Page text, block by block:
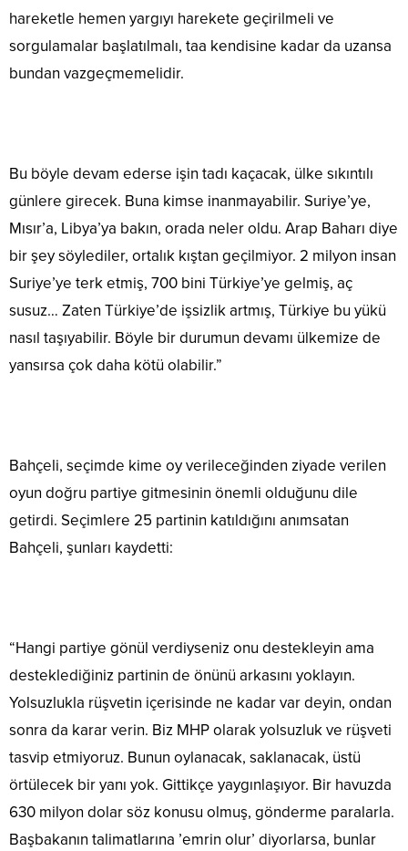
hareketle hemen yargıyı harekete geçirilmeli ve
sorgulamalar başlatılmalı, taa kendisine kadar da uzansa
bundan vazgeçmemelidir.
Bu böyle devam ederse işin tadı kaçacak, ülke sıkıntılı
günlere girecek. Buna kimse inanmayabilir. Suriye’ye,
Mısır’a, Libya’ya bakın, orada neler oldu. Arap Baharı diye
bir şey söylediler, ortalık kıştan geçilmiyor. 2 milyon insan
Suriye’ye terk etmiş, 700 bini Türkiye’ye gelmiş, aç
susuz… Zaten Türkiye’de işsizlik artmış, Türkiye bu yükü
nasıl taşıyabilir. Böyle bir durumun devamı ülkemize de
yansırsa çok daha kötü olabilir.”
Bahçeli, seçimde kime oy verileceğinden ziyade verilen
oyun doğru partiye gitmesinin önemli olduğunu dile
getirdi. Seçimlere 25 partinin katıldığını anımsatan
Bahçeli, şunları kaydetti:
“Hangi partiye gönül verdiyseniz onu destekleyin ama
desteklediğiniz partinin de önünü arkasını yoklayın.
Yolsuzlukla rüşvetin içerisinde ne kadar var deyin, ondan
sonra da karar verin. Biz MHP olarak yolsuzluk ve rüşveti
tasvip etmiyoruz. Bunun oylanacak, saklanacak, üstü
örtülecek bir yanı yok. Gittikçe yaygınlaşıyor. Bir havuzda
630 milyon dolar söz konusu olmuş, gönderme paralarla.
Başbakanın talimatlarına ’emrin olur’ diyorlarsa, bunlar